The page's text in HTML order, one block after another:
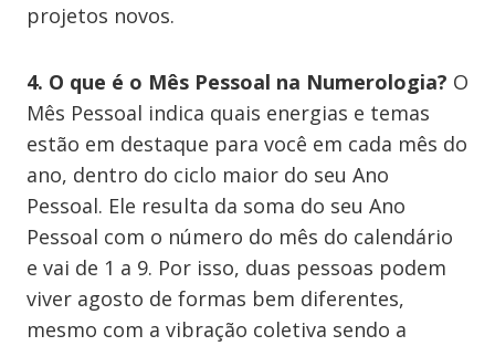
projetos novos.
4. O que é o Mês Pessoal na Numerologia? O
Mês Pessoal indica quais energias e temas
estão em destaque para você em cada mês do
ano, dentro do ciclo maior do seu Ano
Pessoal. Ele resulta da soma do seu Ano
Pessoal com o número do mês do calendário
e vai de 1 a 9. Por isso, duas pessoas podem
viver agosto de formas bem diferentes,
mesmo com a vibração coletiva sendo a